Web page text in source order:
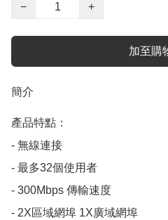
−
+
加至購
簡介
產品特點：
- 無線連接
- 最多32個使用者
- 300Mbps 傳輸速度
- 2X區域網埠 1X廣域網埠